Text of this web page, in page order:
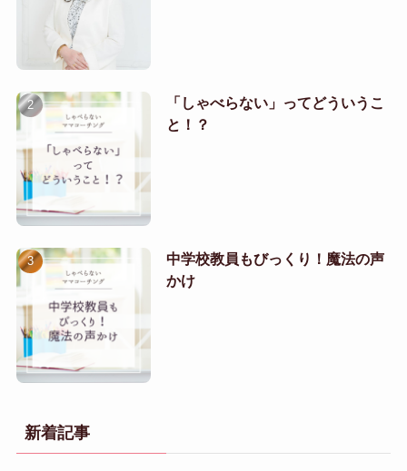
「しゃべらない」ってどういうこ
と！？
中学校教員もびっくり！魔法の声
かけ
新着記事